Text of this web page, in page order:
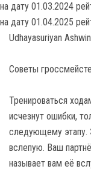
на дату 01.03.2024
на дату 01.04.2025
Udhayasuriyan
Советы
Тренироваться
исчезнут ошибки,
следующему этапу.
вслепую. Ваш
называет вам её